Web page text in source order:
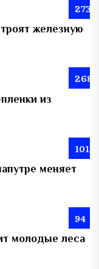
273
железную
268
из
101
меняет
94
молодые леса